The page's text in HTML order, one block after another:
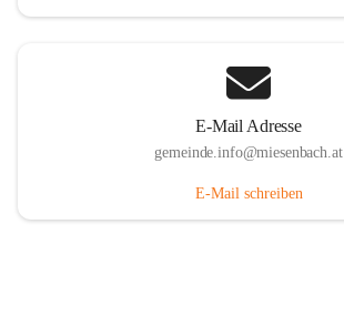
E-Mail Adresse
gemeinde.info@miesenbach.at
E-Mail schreiben